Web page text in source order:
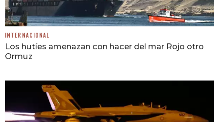
INTERNACIONAL
Los hutíes amenazan con hacer del mar Rojo otro
Ormuz